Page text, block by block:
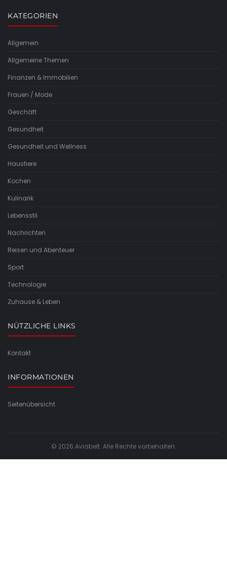
KATEGORIEN
Allgemein
Allgemeine Themen
Finanzen & Immobilien
Frauen / Mode
Geschäft
Gesundheit
Gesundheit und Wellness
Haustiere
Kochen
Kulinarik
Lebensstil
Nachrichten
Reisen und Abenteuer
Sport
Technologie
Zuhause & Leben
NÜTZLICHE LINKS
Kontakt
INFORMATIONEN
Seitenübersicht
© 2026 Aviabelt. Alle Rechte vorbehalten.